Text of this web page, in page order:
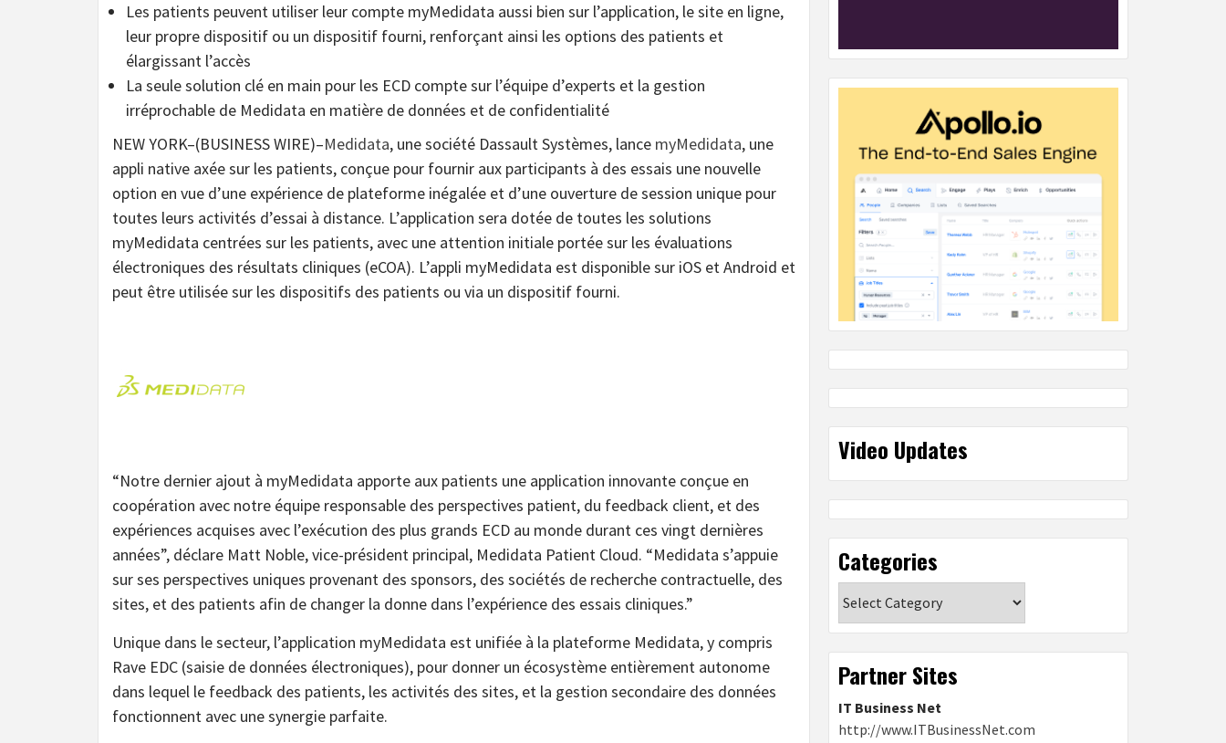
Les patients peuvent utiliser leur compte myMedidata aussi bien sur l’application, le site en ligne,
leur propre dispositif ou un dispositif fourni, renforçant ainsi les options des patients et
élargissant l’accès
La seule solution clé en main pour les ECD compte sur l’équipe d’experts et la gestion
irréprochable de Medidata en matière de données et de confidentialité
NEW YORK–(BUSINESS WIRE)–Medidata, une société Dassault Systèmes, lance myMedidata, une
appli native axée sur les patients, conçue pour fournir aux participants à des essais une nouvelle
option en vue d’une expérience de plateforme inégalée et d’une ouverture de session unique pour
toutes leurs activités d’essai à distance. L’application sera dotée de toutes les solutions
myMedidata centrées sur les patients, avec une attention initiale portée sur les évaluations
électroniques des résultats cliniques (eCOA). L’appli myMedidata est disponible sur iOS et Android et
peut être utilisée sur les dispositifs des patients ou via un dispositif fourni.
“Notre dernier ajout à myMedidata apporte aux patients une application innovante conçue en
coopération avec notre équipe responsable des perspectives patient, du feedback client, et des
expériences acquises avec l’exécution des plus grands ECD au monde durant ces vingt dernières
années”, déclare Matt Noble, vice-président principal, Medidata Patient Cloud. “Medidata s’appuie
sur ses perspectives uniques provenant des sponsors, des sociétés de recherche contractuelle, des
sites, et des patients afin de changer la donne dans l’expérience des essais cliniques.”
Unique dans le secteur, l’application myMedidata est unifiée à la plateforme Medidata, y compris
Rave EDC (saisie de données électroniques), pour donner un écosystème entièrement autonome
dans lequel le feedback des patients, les activités des sites, et la gestion secondaire des données
fonctionnent avec une synergie parfaite.
Video Updates
Categories
Partner Sites
IT Business Net
http://www.ITBusinessNet.com